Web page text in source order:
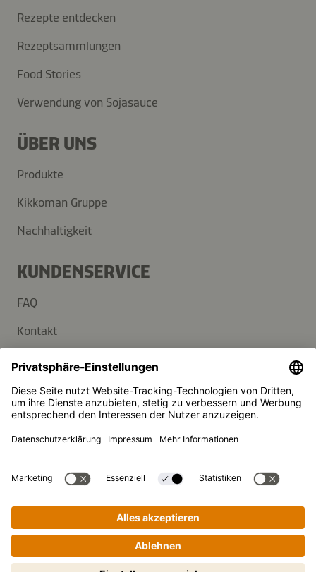
Schritt-für-Schritt-Kochen leicht
Rezepte entdecken
Rezeptsammlungen
Food Stories
Verwendung von Sojasauce
ÜBER UNS
Produkte
Kikkoman Gruppe
Nachhaltigkeit
KUNDENSERVICE
FAQ
Kontakt
Newsletter
Presse
Kikkoman ist ein eingetragenes Warenzeichen der Kikkoman
© Kikkoman Trading Europe GmbH 2023 – 2026
Theodorstraße 180, 40472 Düsseldorf, Germany
Privatsphäre-Einstellungen
Impressum
Datenschutzerklärung